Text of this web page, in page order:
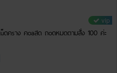
vip
ดคsาง คoaสด ถoดหมดตามสั่ง 100 ค่ะ